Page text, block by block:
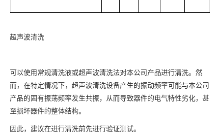
超声波清洗
可以使用常规清洗液或超声波清洗法对本公司产品进行清洗。然
而，在特定情况下，超声波清洗设备产生的振动频率可能与本公司
产品的固有振荡频率发生共振，从而导致器件的电气特性劣化，甚
至损坏器件的整体结构。
因此，建议在进行清洗前先进行验证测试。